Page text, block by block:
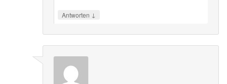
Antworten ↓